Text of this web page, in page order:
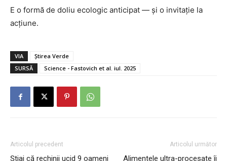
E o formă de doliu ecologic anticipat — și o invitație la
acțiune.
VIA
Știrea Verde
SURSĂ
Science - Fastovich et al. iul. 2025
Articolul precedent
Știai că rechinii ucid 9 oameni
Articolul următor
Alimentele ultra-procesate îi